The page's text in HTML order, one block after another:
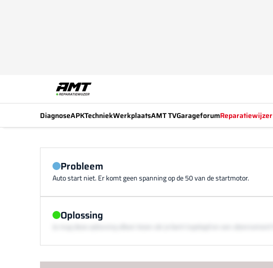
DiagnoseAPKTechniekWerkplaatsAMT TVGarageforumReparatiewijzer
Probleem
Auto start niet. Er komt geen spanning op de 50 van de startmotor.
Oplossing